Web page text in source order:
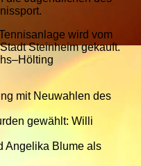
wird vom
Steinheim gekauft.
mit Neuwahlen des
gewählt: Willi
Angelika Blume als